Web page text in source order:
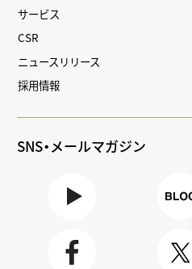
サービス
CSR
ニュースリリース
採用情報
SNS・メールマガジン